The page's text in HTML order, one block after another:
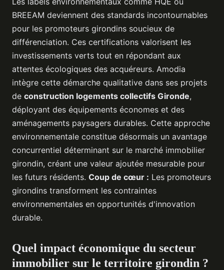
BREEAM deviennent des standards incontournables
pour les promoteurs girondins soucieux de
différenciation. Ces certifications valorisent les
investissements verts tout en répondant aux
attentes écologiques des acquéreurs. Amodia
intègre cette démarche qualitative dans ses projets
de construction logements collectifs Gironde,
déployant des équipements économes et des
aménagements paysagers durables. Cette approche
environnementale constitue désormais un avantage
concurrentiel déterminant sur le marché immobilier
girondin, créant une valeur ajoutée mesurable pour
les futurs résidents. Coup de cœur : Les promoteurs
girondins transforment les contraintes
environnementales en opportunités d'innovation
durable.
Quel impact économique du secteur
immobilier sur le territoire girondin ?